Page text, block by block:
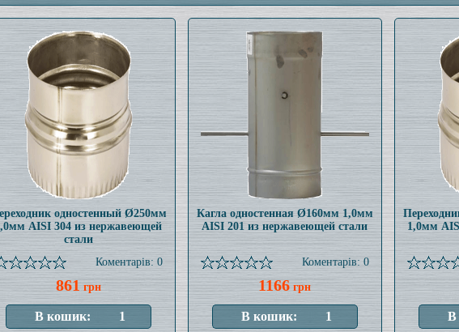
одностенный Ø250мм
AISI 304 из нержавеющей
стали
Коментарів: 0
861грн
Кагла одностенная Ø160мм 1,0мм
AISI 201 из нержавеющей стали
Коментарів: 0
1166грн
1,0мм